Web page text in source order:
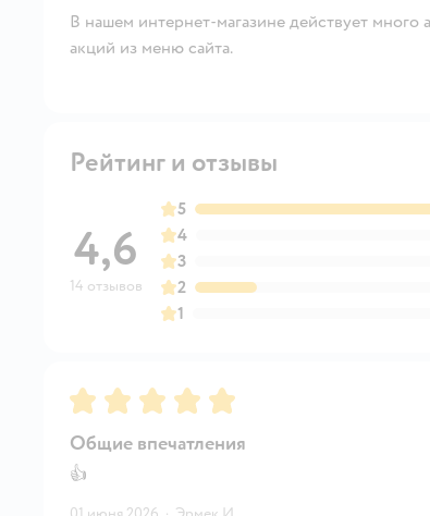
В нашем интернет-магазине действует
акций из меню сайта.
Рейтинг и отзывы
4,6
14 отзывов
5
4
3
2
1
Рейтинг:5
Общие впечатления
👍